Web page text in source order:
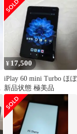
Turbo/iPlay60 mini Pro
ケース 8.4インチ 360°
全面保護 スタンド機能
多視角調整 ペンホルダ
ー付き 磁気吸引 擦り傷
防止 持ち運びに便利な
ハンドスト
¥ 17,500
iPlay 60 mini Turbo ほぼ
新品状態 極美品